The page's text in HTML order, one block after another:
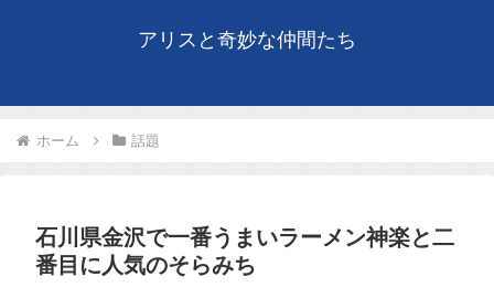
アリスと奇妙な仲間たち
ホーム 話題
石川県金沢で一番うまいラーメン神楽と二
番目に人気のそらみち